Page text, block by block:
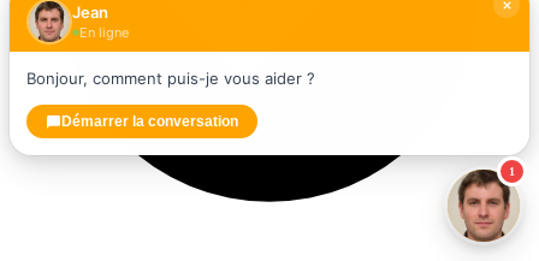
1
Jean
En ligne
Bonjour, comment puis-je vous aider ?
Démarrer la conversation